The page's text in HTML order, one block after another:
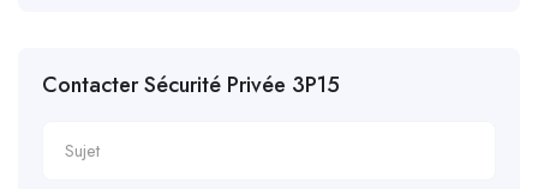
Contacter Sécurité Privée 3P15